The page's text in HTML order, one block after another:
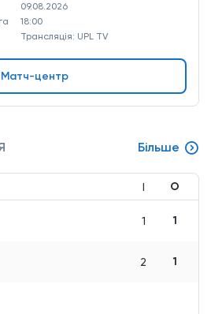
09.08.2026
18:00
Трансляція: UPL TV
Матч-центр
Більше
І О
1 1
2 1